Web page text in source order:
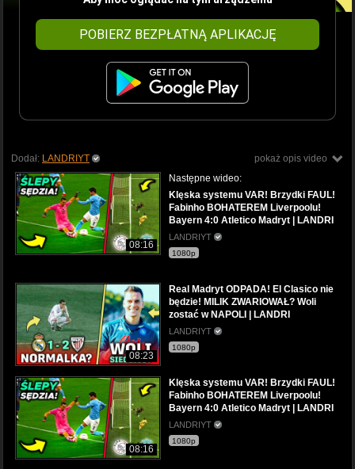
POBIERZ BEZPŁATNĄ APLIKACJĘ
pokaż opis video
Dodał: LANDRIYT
08:16
Następne wideo:
Klęska systemu VAR! Brzydki FAUL!
Fabinho BOHATEREM Liverpoolu!
Bayern 4:0 Atletico Madryt | LANDRI
LANDRIYT
1080p
08:23
Real Madryt ODPADA! El Clasico nie
będzie! MILIK ZWARIOWAŁ? Woli
zostać w NAPOLI | LANDRI
LANDRIYT
1080p
08:16
Klęska systemu VAR! Brzydki FAUL!
Fabinho BOHATEREM Liverpoolu!
Bayern 4:0 Atletico Madryt | LANDRI
LANDRIYT
1080p